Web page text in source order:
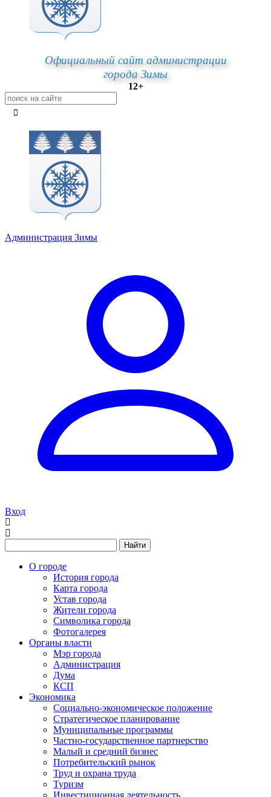
Официальный сайт администрации
города Зимы
12+
Администрация Зимы
Вход
Найти
О городе
История города
Карта города
Устав города
Жители города
Символика города
Фотогалерея
Органы власти
Мэр города
Администрация
Дума
КСП
Экономика
Социально-экономическое положение
Стратегическое планирование
Муниципальные программы
Частно-государственное партнерство
Малый и средний бизнес
Потребительский рынок
Труд и охрана труда
Туризм
Инвестиционная деятельность